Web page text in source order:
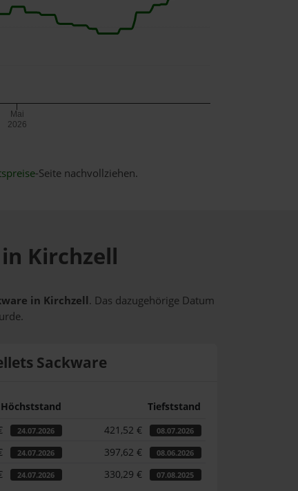
Mai
2026
-Seite nachvollziehen.
Kirchzell
in Kirchzell. Das dazugehörige Datum
Sackware
Höchststand
Tiefststand
24.07.2026 421,52 € 08.07.2026
24.07.2026 397,62 € 08.06.2026
24.07.2026 330,29 € 07.08.2025